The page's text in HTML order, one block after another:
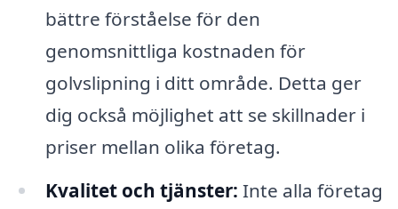
bättre förståelse för den
genomsnittliga kostnaden för
golvslipning i ditt område. Detta ger
dig också möjlighet att se skillnader i
priser mellan olika företag.
Kvalitet och tjänster: Inte alla företag